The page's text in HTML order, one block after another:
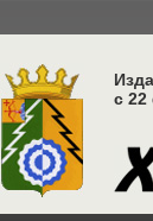
с 22